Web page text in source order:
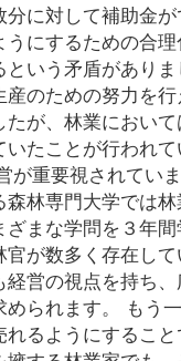
に対して補助金が
うにするための合
いう矛盾があり
産のための努力を
が、林業におい
いたことが行われ
が重要視されてい
森林専門大学では
まな学問を３年
が数多く存在し
営の視点を持ち
られます。 もう
るようにすること